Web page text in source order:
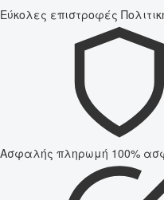
Εύκολες επιστροφές
Ασφαλής πληρωμή 100%